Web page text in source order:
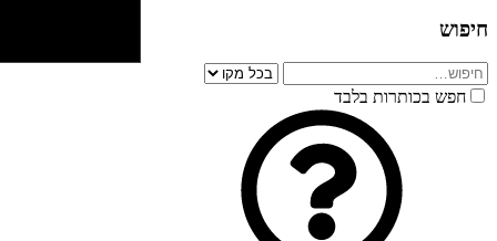
חיפוש
חפש בכותרות בלבד